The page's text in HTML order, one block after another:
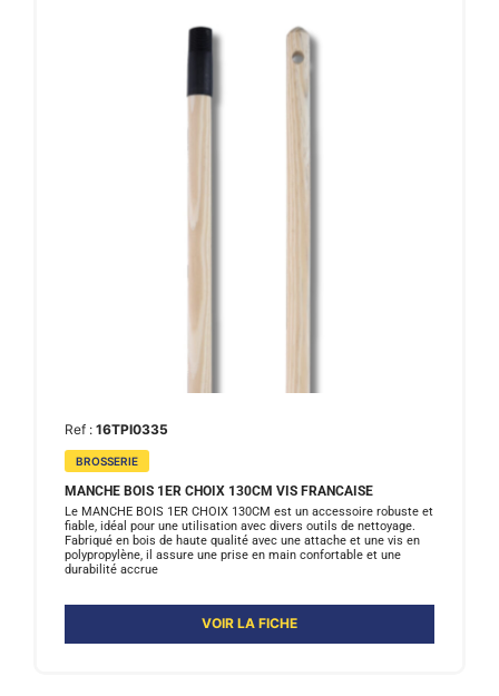
Ref : 16TPI0335
BROSSERIE
MANCHE BOIS 1ER CHOIX 130CM VIS FRANCAISE
Le MANCHE BOIS 1ER CHOIX 130CM est un accessoire robuste et
fiable, idéal pour une utilisation avec divers outils de nettoyage.
Fabriqué en bois de haute qualité avec une attache et une vis en
polypropylène, il assure une prise en main confortable et une
durabilité accrue
VOIR LA FICHE